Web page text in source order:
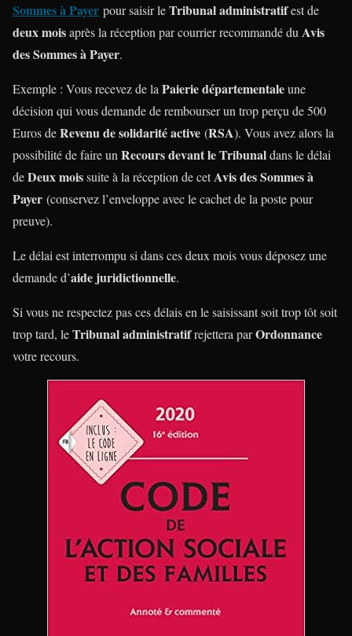
Sommes à Payer pour saisir leTribunal administratifest de
deux moisaprès la réception par courrier recommandé duAvis
des Sommes à Payer.
Exemple : Vous recevez de laPaierie départementaleune
décision qui vous demande de rembourser un trop perçu de 500
Euros deRevenu de solidarité active (RSA). Vous avez alors la
possibilité de faire unRecours devant le Tribunaldans le délai
deDeux moissuite à la réception de cetAvis des Sommes à
Payer (conservez l’enveloppe avec le cachet de la poste pour
preuve).
Le délai est interrompu si dans ces deux mois vous déposez une
demande d’aide juridictionnelle.
Si vous ne respectez pas ces délais en le saisissant soit trop tôt soit
trop tard, leTribunal administratifrejettera parOrdonnance
votre recours.